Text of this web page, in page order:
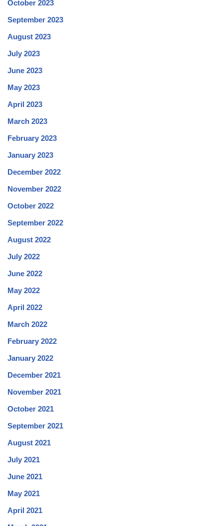
October 2023
September 2023
August 2023
July 2023
June 2023
May 2023
April 2023
March 2023
February 2023
January 2023
December 2022
November 2022
October 2022
September 2022
August 2022
July 2022
June 2022
May 2022
April 2022
March 2022
February 2022
January 2022
December 2021
November 2021
October 2021
September 2021
August 2021
July 2021
June 2021
May 2021
April 2021